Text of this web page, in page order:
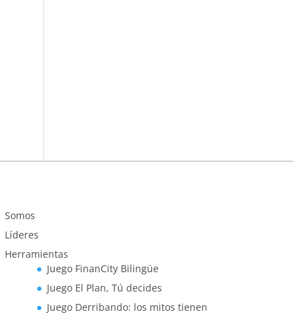
Somos
Líderes
Herramientas
Juego FinanCity Bilingüe
Juego El Plan, Tú decides
Juego Derribando: los mitos tienen